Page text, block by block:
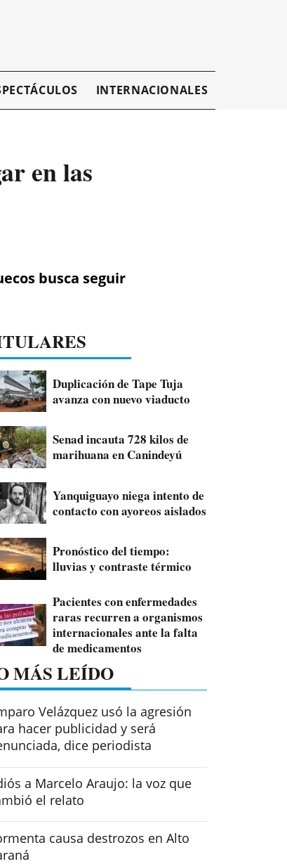
INTERNACIONALES
en las
busca seguir
Duplicación de Tape Tuja
avanza con nuevo viaducto
Senad incauta 728 kilos de
marihuana en Canindeyú
Yanquiguayo niega intento de
contacto con ayoreos aislados
Pronóstico del tiempo:
lluvias y contraste térmico
Pacientes con enfermedades
raras recurren a organismos
internacionales ante la falta
de medicamentos
MÁS LEÍDO
Velázquez usó la agresión
hacer publicidad y será
dice periodista
a Marcelo Araujo: la voz que
el relato
causa destrozos en Alto